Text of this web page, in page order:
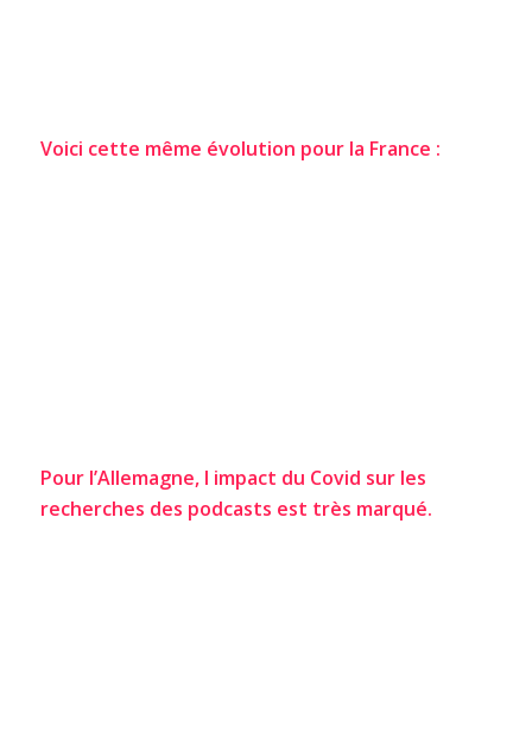
Voici cette même évolution pour la France :
Pour l’Allemagne, l impact du Covid sur les
recherches des podcasts est très marqué.